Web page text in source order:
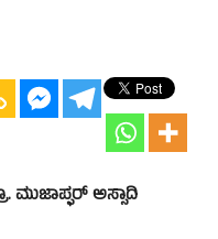
ಮುಜಾಪ್ಫರ್ ಅಸ್ಸಾದಿ